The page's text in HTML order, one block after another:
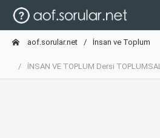
aof.sorular.net İnsan ve Toplum
İNSAN VE TOPLUM Dersi